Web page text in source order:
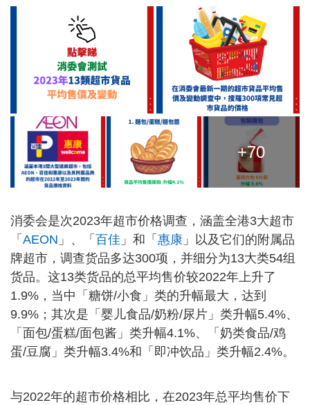
+70
消委会是次2023年超市价格调查，涵盖全港3大超市
「 AEON 」、「 百佳 」和「 惠康 」以及它们的附属品
牌超市，调查货品多达300项，并细分为13大类54组
货品。这13类货品的总平均售价较2022年上升了
1.9%，当中「糖饼/小食」类的升幅最大，达到
9.9%；其次是「婴儿食品/奶粉/尿片」类升幅5.4%、
「面包/蛋糕/面包酱」类升幅4.1%、「奶类食品/鸡
蛋/豆腐」类升幅3.4%和「即冲饮品」类升幅2.4%。
与2022年的超市价格相比，在2023年总平均售价下